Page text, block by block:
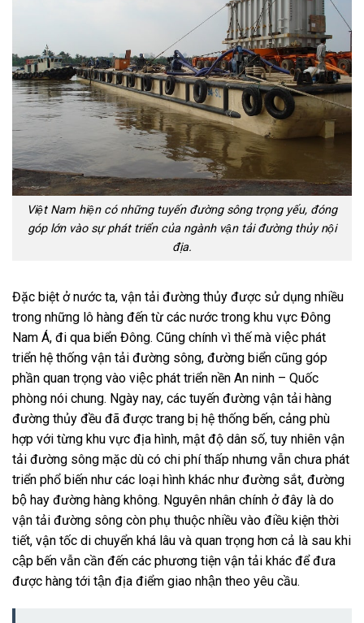
Việt Nam hiện có những tuyến đường sông trọng yếu, đóng
góp lớn vào sự phát triển của ngành vận tải đường thủy nội
địa.
Đặc biệt ở nước ta, vận tải đường thủy được sử dụng nhiều
trong những lô hàng đến từ các nước trong khu vực Đông
Nam Á, đi qua biển Đông. Cũng chính vì thế mà việc phát
triển hệ thống vận tải đường sông, đường biển cũng góp
phần quan trọng vào việc phát triển nền An ninh – Quốc
phòng nói chung. Ngày nay, các tuyến đường vận tải hàng
đường thủy đều đã được trang bị hệ thống bến, cảng phù
hợp với từng khu vực địa hình, mật độ dân số, tuy nhiên vận
tải đường sông mặc dù có chi phí thấp nhưng vẫn chưa phát
triển phổ biến như các loại hình khác như đường sắt, đường
bộ hay đường hàng không. Nguyên nhân chính ở đây là do
vận tải đường sông còn phụ thuộc nhiều vào điều kiện thời
tiết, vận tốc di chuyển khá lâu và quan trọng hơn cả là sau khi
cập bến vẫn cần đến các phương tiện vận tải khác để đưa
được hàng tới tận địa điểm giao nhận theo yêu cầu.